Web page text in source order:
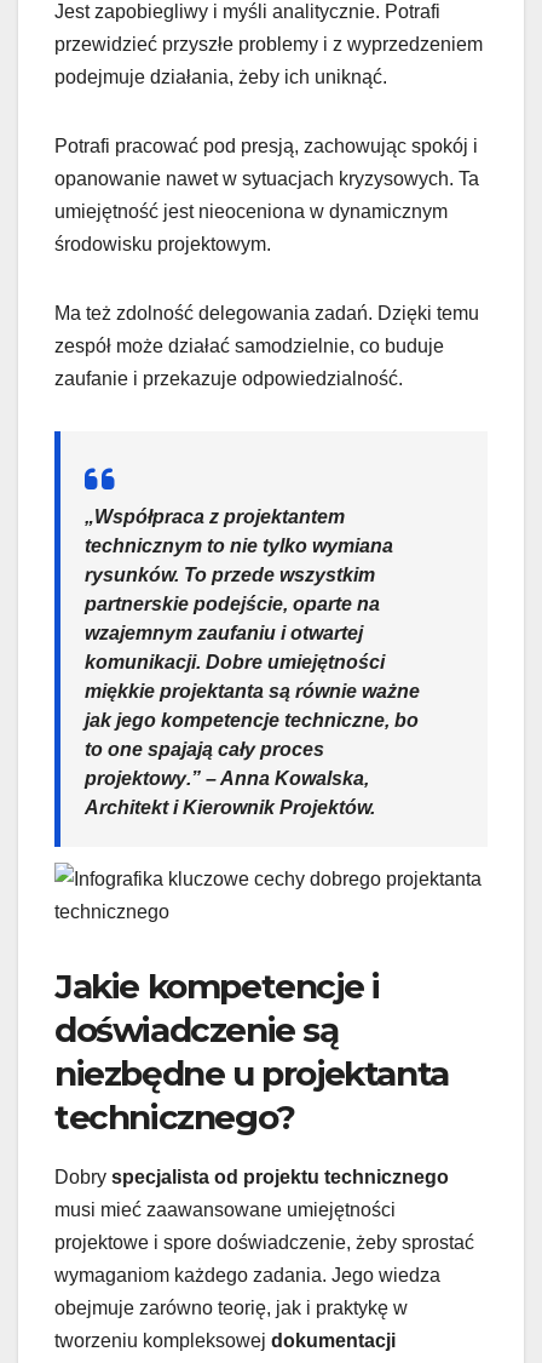
Jest zapobiegliwy i myśli analitycznie. Potrafi
przewidzieć przyszłe problemy i z wyprzedzeniem
podejmuje działania, żeby ich uniknąć.
Potrafi pracować pod presją, zachowując spokój i
opanowanie nawet w sytuacjach kryzysowych. Ta
umiejętność jest nieoceniona w dynamicznym
środowisku projektowym.
Ma też zdolność delegowania zadań. Dzięki temu
zespół może działać samodzielnie, co buduje
zaufanie i przekazuje odpowiedzialność.
„Współpraca z projektantem
technicznym to nie tylko wymiana
rysunków. To przede wszystkim
partnerskie podejście, oparte na
wzajemnym zaufaniu i otwartej
komunikacji. Dobre umiejętności
miękkie projektanta są równie ważne
jak jego kompetencje techniczne, bo
to one spajają całyproces
projektowy.” – Anna Kowalska,
Architekt i Kierownik Projektów.
Jakie kompetencje i
doświadczenie są
niezbędne u projektanta
technicznego?
Dobry specjalista od projektu technicznego
musi mieć zaawansowane umiejętności
projektowe i spore doświadczenie, żeby sprostać
wymaganiom każdego zadania. Jego wiedza
obejmuje zarówno teorię, jak i praktykę w
tworzeniu kompleksowej dokumentacji